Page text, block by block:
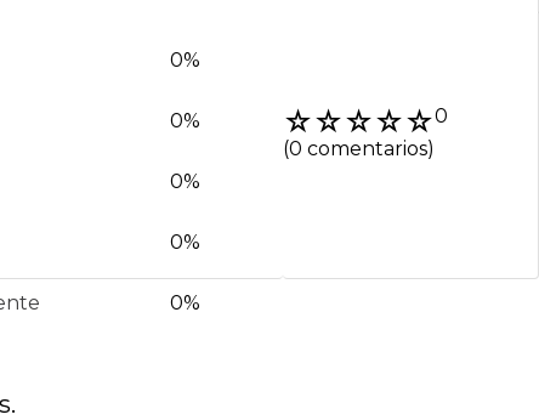
☆☆☆☆☆0
(0 comentarios)
0%
0%
0%
0%
0%